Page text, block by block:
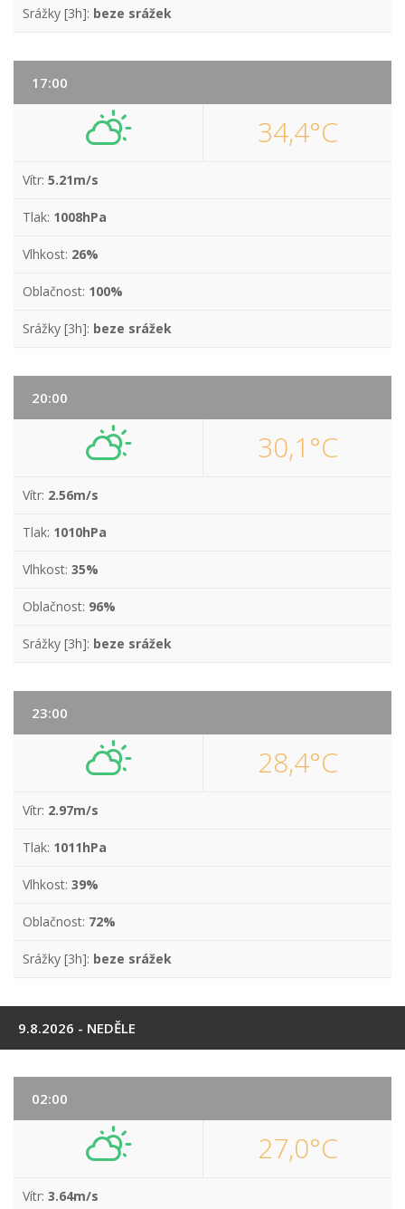
Srážky [3h]: beze srážek
17:00
34,4°C
Vítr: 5.21m/s
Tlak: 1008hPa
Vlhkost: 26%
Oblačnost: 100%
Srážky [3h]: beze srážek
20:00
30,1°C
Vítr: 2.56m/s
Tlak: 1010hPa
Vlhkost: 35%
Oblačnost: 96%
Srážky [3h]: beze srážek
23:00
28,4°C
Vítr: 2.97m/s
Tlak: 1011hPa
Vlhkost: 39%
Oblačnost: 72%
Srážky [3h]: beze srážek
9.8.2026 - NEDĚLE
02:00
27,0°C
Vítr: 3.64m/s